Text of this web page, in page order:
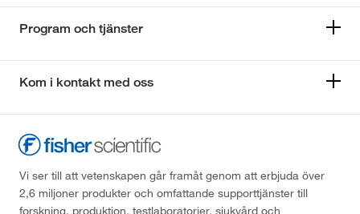
Program och tjänster
Kom i kontakt med oss
Vi ser till att vetenskapen går framåt genom att erbjuda över
2,6 miljoner produkter och omfattande supporttjänster till